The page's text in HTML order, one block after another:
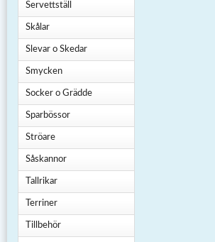
Servettställ
Skålar
Slevar o Skedar
Smycken
Socker o Grädde
Sparbössor
Ströare
Såskannor
Tallrikar
Terriner
Tillbehör